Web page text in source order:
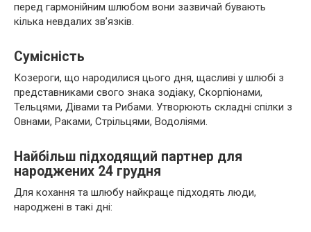
перед гармонійним шлюбом вони зазвичай бувають
кілька невдалих зв’язків.
Сумісність
Козероги, що народилися цього дня, щасливі у шлюбі з
представниками свого знака зодіаку, Скорпіонами,
Тельцями, Дівами та Рибами. Утворюють складні спілки з
Овнами, Раками, Стрільцями, Водоліями.
Найбільш підходящий партнер для
народжених 24 грудня
Для кохання та шлюбу найкраще підходять люди,
народжені в такі дні: